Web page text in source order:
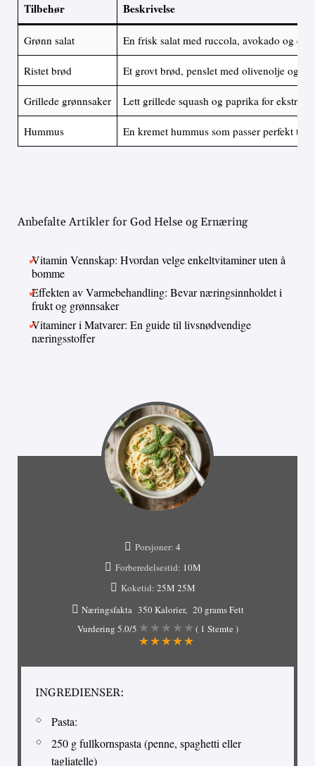
Tilbehør Beskrivelse
Grønn salat En frisk salat med ruccola, avokado og en
Ristet brød Et grovt brød, penslet med olivenolje og
Grillede grønnsaker Lett grillede squash og paprika for ekstra
Hummus En kremet hummus som passer perfekt til
Anbefalte Artikler for God Helse og Ernæring
Vitamin Vennskap: Hvordan velge enkeltvitaminer uten å
bomme
Effekten av Varmebehandling: Bevar næringsinnholdet i
frukt og grønnsaker
Vitaminer i Matvarer: En guide til livsnødvendige
næringsstoffer
Porsjoner: 4
Forberedelsestid: 10М
Koketid: 25М 25М
Næringsfakta 350 Kalorier
20 grams Fett
Vurdering 5.0/5 ( 1 Stemte )
INGREDIENSER:
Pasta:
250 g fullkornspasta (penne, spaghetti eller
tagliatelle)